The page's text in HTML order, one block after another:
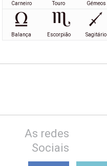
Carneiro Touro Gémeos
Balança Escorpião Sagitário
As redes
Sociais